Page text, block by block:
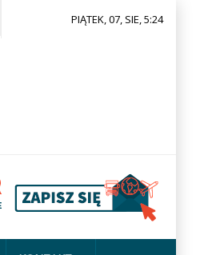
PIĄTEK, 07, SIE, 5:24